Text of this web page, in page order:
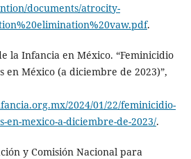
documents/atrocity-
.
la Infancia en México. “Feminicidio
en México (a diciembre de 2023)”,
2024/01/22/feminicidio-
en-mexico-a-diciembre-de-2023/.
y Comisión Nacional para